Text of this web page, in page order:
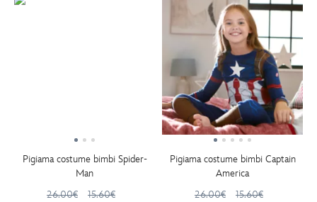
Pigiama costume bimbi Spider-
Man
26.00€
15.60€
Pigiama costume bimbi Captain
America
26.00€
15.60€